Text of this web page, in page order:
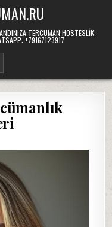
TERCÜMAN HOSTESLIK
+79167123917